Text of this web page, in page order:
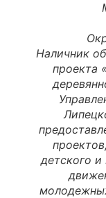
Наличник
проекта
детского